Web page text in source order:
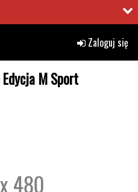
Zaloguj się
M Sport